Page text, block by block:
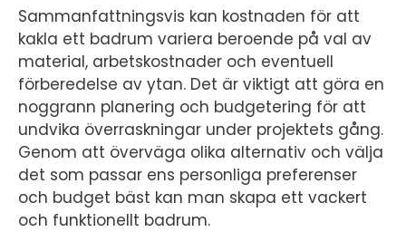
Sammanfattningsvis kan kostnaden för att
kakla ett badrum variera beroende på val av
material, arbetskostnader och eventuell
förberedelse av ytan. Det är viktigt att göra en
noggrann planering och budgetering för att
undvika överraskningar under projektets gång.
Genom att överväga olika alternativ och välja
det som passar ens personliga preferenser
och budget bäst kan man skapa ett vackert
och funktionellt badrum.